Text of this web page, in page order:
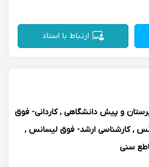
ارتباط با استاد
و پیش دانشگاهی , کاردانی- فوق
, کارشناسی ارشد- فوق لیسانس ,
سنی